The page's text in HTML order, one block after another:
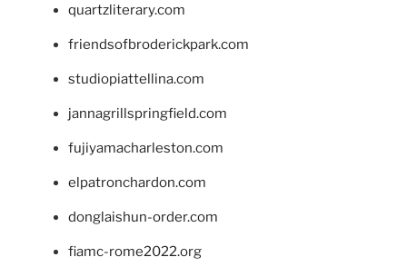
quartzliterary.com
friendsofbroderickpark.com
studiopiattellina.com
jannagrillspringfield.com
fujiyamacharleston.com
elpatronchardon.com
donglaishun-order.com
fiamc-rome2022.org